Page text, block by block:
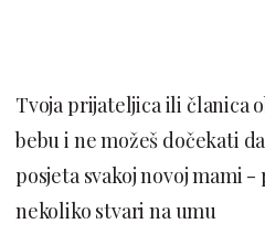
Tvoja prijateljica ili članica
bebu i ne možeš dočekati
posjeta svakoj novoj mami
nekoliko stvari na umu